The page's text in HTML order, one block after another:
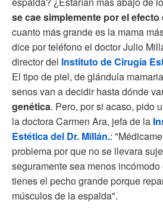
se cae simplemente por el efecto
cuanto más grande es la mama
dice por teléfono el doctor Julio
director del Instituto de Cirugía
El tipo de piel, de glándula
senos van a decidir hasta dónde
genética. Pero, por si acaso, pido
la doctora Carmen Ara, jefa de la
Estética del Dr. Millán.:
problema por que no se llevara
seguramente sea menos
tienes el pecho grande porque
músculos de la espalda".